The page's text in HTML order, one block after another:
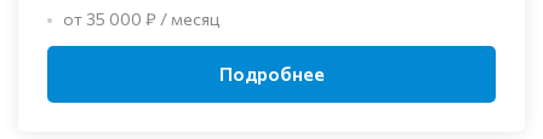
от 35 000 ₽ / месяц
Подробнее